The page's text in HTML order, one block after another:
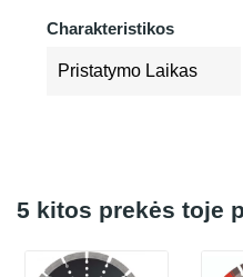
Charakteristikos
Pristatymo Laikas
5 kitos prekės toje